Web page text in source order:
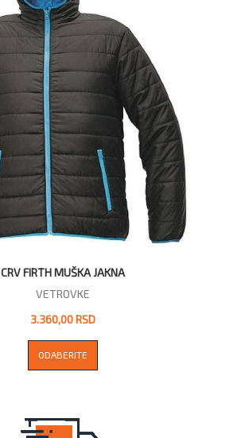
CRV FIRTH MUŠKA JAKNA
VETROVKE
3.360,00 RSD
ODABERITE